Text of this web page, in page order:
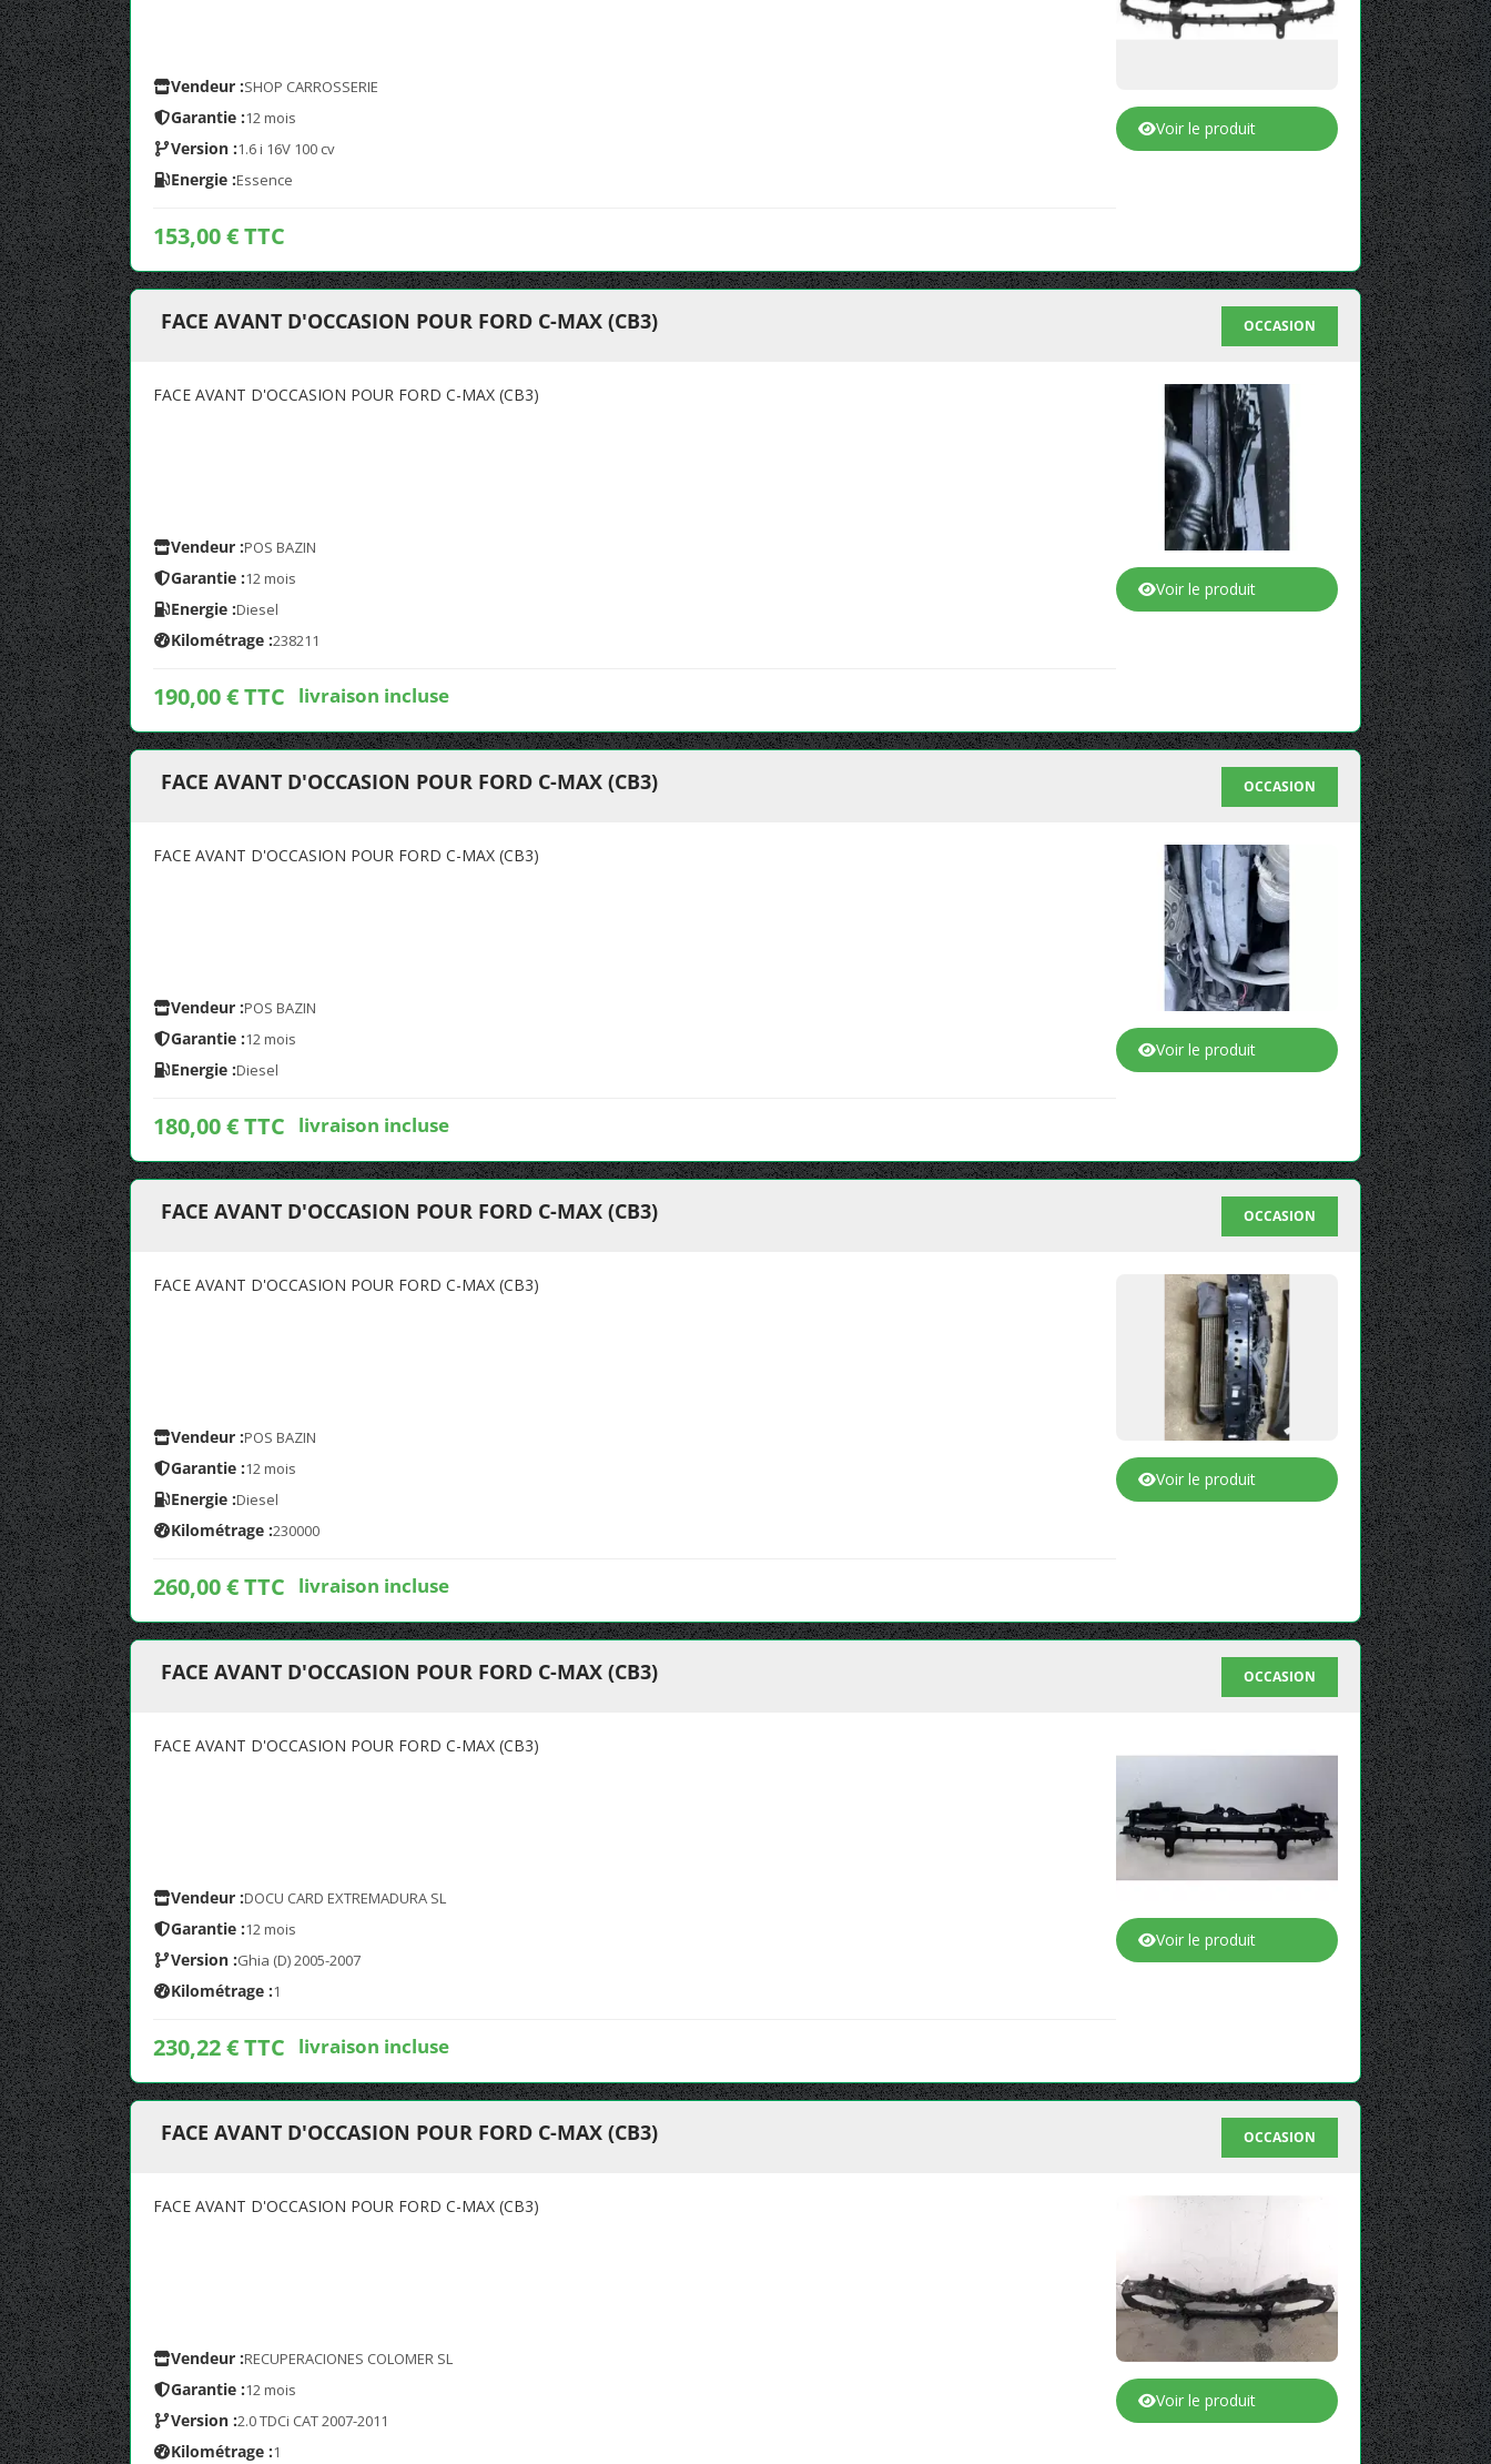
Vendeur :SHOP CARROSSERIE
Garantie :12 mois
Version :1.6 i 16V 100 cv
Energie :Essence
153,00 € TTC
Voir le produit
FACE AVANT D'OCCASION POUR FORD C-MAX (CB3) OCCASION
FACE AVANT D'OCCASION POUR FORD C-MAX (CB3)
Vendeur :POS BAZIN
Garantie :12 mois
Energie :Diesel
Kilométrage :238211
190,00 € TTC livraison incluse
Voir le produit
FACE AVANT D'OCCASION POUR FORD C-MAX (CB3) OCCASION
FACE AVANT D'OCCASION POUR FORD C-MAX (CB3)
Vendeur :POS BAZIN
Garantie :12 mois
Energie :Diesel
180,00 € TTC livraison incluse
Voir le produit
FACE AVANT D'OCCASION POUR FORD C-MAX (CB3) OCCASION
FACE AVANT D'OCCASION POUR FORD C-MAX (CB3)
Vendeur :POS BAZIN
Garantie :12 mois
Energie :Diesel
Kilométrage :230000
260,00 € TTC livraison incluse
Voir le produit
FACE AVANT D'OCCASION POUR FORD C-MAX (CB3) OCCASION
FACE AVANT D'OCCASION POUR FORD C-MAX (CB3)
Vendeur :DOCU CARD EXTREMADURA SL
Garantie :12 mois
Version :Ghia (D) 2005-2007
Kilométrage :1
230,22 € TTC livraison incluse
Voir le produit
FACE AVANT D'OCCASION POUR FORD C-MAX (CB3) OCCASION
FACE AVANT D'OCCASION POUR FORD C-MAX (CB3)
Vendeur :RECUPERACIONES COLOMER SL
Garantie :12 mois
Version :2.0 TDCi CAT 2007-2011
Kilométrage :1
Voir le produit